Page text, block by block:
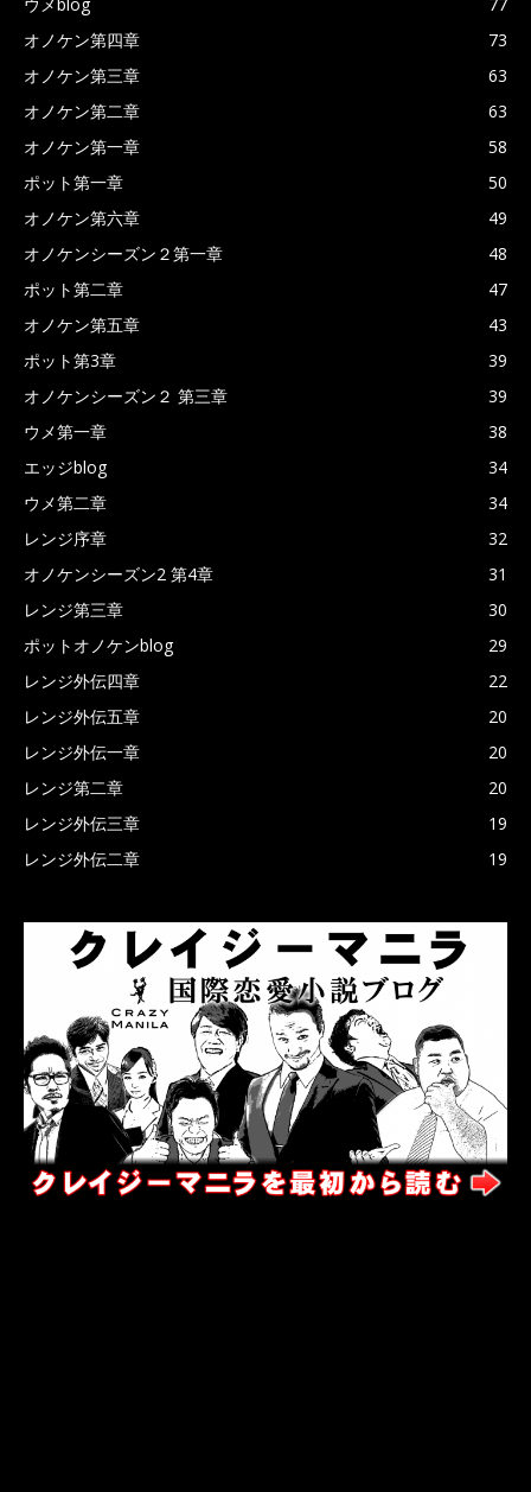
ウメblog
77
オノケン第四章
73
オノケン第三章
63
オノケン第二章
63
オノケン第一章
58
ポット第一章
50
オノケン第六章
49
オノケンシーズン２第一章
48
ポット第二章
47
オノケン第五章
43
ポット第3章
39
オノケンシーズン２ 第三章
39
ウメ第一章
38
エッジblog
34
ウメ第二章
34
レンジ序章
32
オノケンシーズン2 第4章
31
レンジ第三章
30
ポットオノケンblog
29
レンジ外伝四章
22
レンジ外伝五章
20
レンジ外伝一章
20
レンジ第二章
20
レンジ外伝三章
19
レンジ外伝二章
19